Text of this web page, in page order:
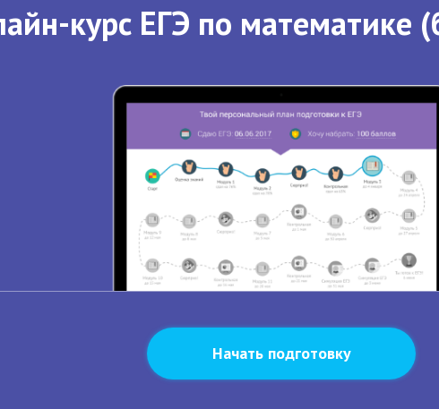
курс ЕГЭ по математике
Начать подготовку